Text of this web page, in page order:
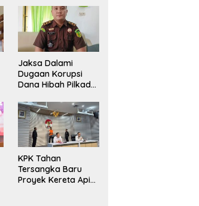
Jaksa Dalami
Dugaan Korupsi
Dana Hibah Pilkada
Kaur
KPK Tahan
Tersangka Baru
Proyek Kereta Api